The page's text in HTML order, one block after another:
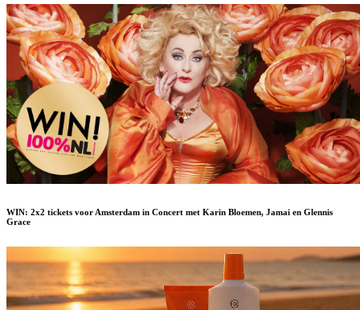
WIN: 2x2 tickets voor Amsterdam in Concert met Karin Bloemen, Jamai en Glennis
Grace